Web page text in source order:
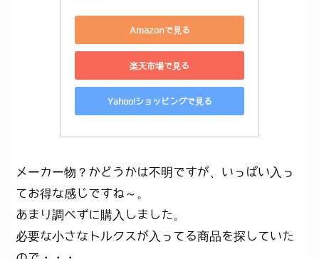
Amazonで見る
楽天市場で見る
Yahoo!ショッピングで見る
メーカー物？かどうかは不明ですが、いっぱい入っ
てお得な感じですね～。
あまり調べずに購入しました。
必要な小さなトルクスが入ってる商品を探していた